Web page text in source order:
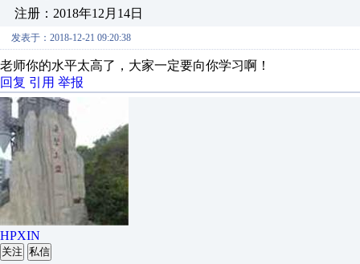
注册：2018年12月14日
发表于：2018-12-21 09:20:38
老师你的水平太高了，大家一定要向你学习啊！
回复 引用 举报
HPXIN
关注 私信